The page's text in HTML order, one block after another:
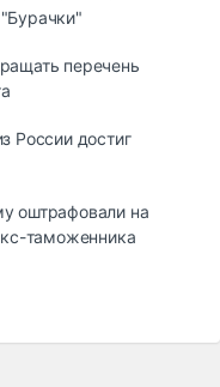
перечень
России достиг
оштрафовали на
таможенника